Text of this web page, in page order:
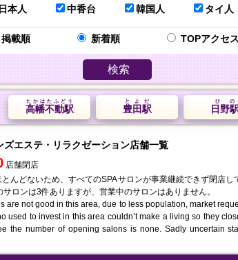
日本人 中香台 韓国人 タイ人
掲載順 新着順 TOPアクセ
検索
日野駅
ひの
豊田駅
とよだ
高幡不動駅
たかはたふどう
エステ・リラクゼーション店舗一覧
店舗閉店
んどないため、すべてのSPAサロンが事業継続できず閉店
ロンは3件ありますが、営業中のサロンはありません。
are not good in this area, due to less population, market
used to invest in this area couldn’t make a living so they
the number of opening salons is none. Sadly uncertain